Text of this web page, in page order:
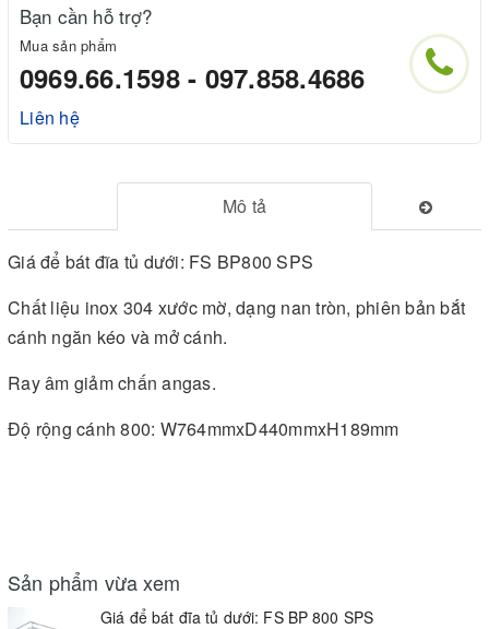
Bạn cần hỗ trợ?
Mua sản phẩm
0969.66.1598 - 097.858.4686
Liên hệ
Mô tả
Giá để bát đĩa tủ dưới: FS BP800 SPS
Chất liệu inox 304 xước mờ, dạng nan tròn, phiên bản bắt
cánh ngăn kéo và mở cánh.
Ray âm giảm chấn angas.
Độ rộng cánh 800: W764mmxD440mmxH189mm
Sản phẩm vừa xem
Giá để bát đĩa tủ dưới: FS BP 800 SPS